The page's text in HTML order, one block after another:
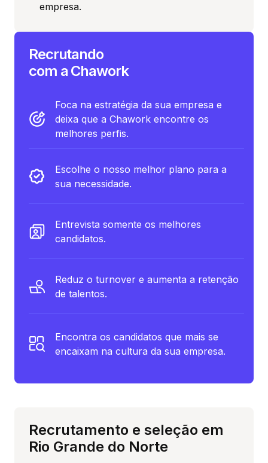
empresa.
Recrutando
com a Chawork
Foca na estratégia da sua empresa e
deixa que a Chawork encontre os
melhores perfis.
Escolhe o nosso melhor plano para a
sua necessidade.
Entrevista somente os melhores
candidatos.
Reduz o turnover e aumenta a retenção
de talentos.
Encontra os candidatos que mais se
encaixam na cultura da sua empresa.
Recrutamento e seleção em
Rio Grande do Norte